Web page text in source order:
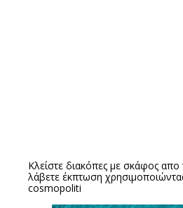
Κλείστε διακόπες με σκάφος απο
λάβετε έκπτωση
cosmopoliti